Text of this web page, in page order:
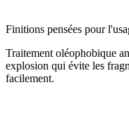
Finitions pensées pour
Traitement oléophobique
explosion qui évite les
facilement.